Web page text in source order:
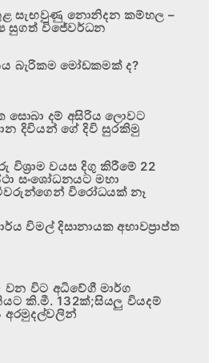
සැඟවුණු නොනිදන කම්හල –
සුගත් විජේවර්ධන
බැරිකම මෝඩකමක් ද?
සොබා දම් අසිරිය ලොවට
දිවියන් ගේ දිවි සුරකිමු
විශ්‍රාම වයස දිගු කිරීමේ 22
සංශෝධනයට මහා
විරෝධයක් නෑ
විමල් දිසානායක අභාවප්‍රාප්ත
වන විට අධිවේගී මාර්ග
කි.මී. 132ක්;සියලු වියදම්
අරමුදල්වලින්